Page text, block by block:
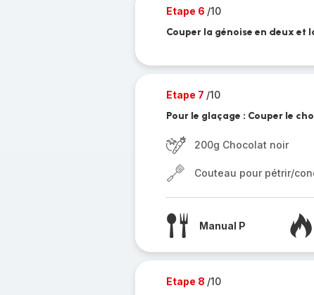
Etape 6 /10
Couper la génoise en deux et
Etape 7 /10
Pour le glaçage : Couper le
200g Chocolat noir
Couteau pour pétrir/
Manual P
Etape 8 /10